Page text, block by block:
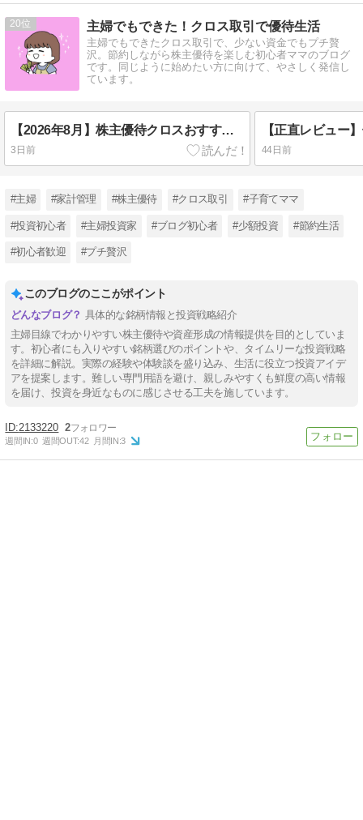
20 主婦でもできた！クロス取引で優待生活
主婦でもできたクロス取引で、少ない資金でもプチ贅
沢。節約しながら株主優待を楽しむ初心者ママのブログ
です。同じように始めたい方に向けて、やさしく発信し
ています。
【2026年8月】株主優待クロスおすすめ7選｜必要資金・優待内容をまとめて紹介
3日前 44日前
#主婦 #家計管理 #株主優待 #クロス取引 #子育てママ
#投資初心者 #主婦投資家 #ブログ初心者 #少額投資 #節約生活
#初心者歓迎 #プチ贅沢
このブログのここがポイント
具体的な銘柄情報と投資戦略紹介
主婦目線でわかりやすい株主優待や資産形成の情報提供を目的としていま
す。初心者にも入りやすい銘柄選びのポイントや、タイムリーな投資戦略
を詳細に解説。実際の経験や体験談を盛り込み、生活に役立つ投資アイデ
アを提案します。難しい専門用語を避け、親しみやすくも鮮度の高い情報
を届け、投資を身近なものに感じさせる工夫を施しています。
2133220 2
週間IN:0 週間OUT:42 月間IN:3